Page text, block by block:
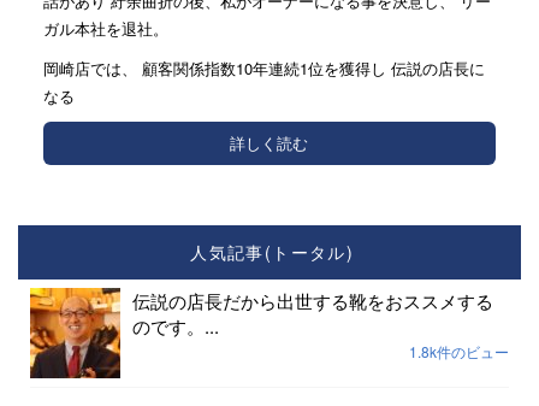
ガル本社を退社。
岡崎店では、 顧客関係指数10年連続1位を獲得し 伝説の店長に
なる
詳しく読む
人気記事(トータル)
伝説の店長だから出世する靴をおススメする
のです。...
1.8k件のビュー